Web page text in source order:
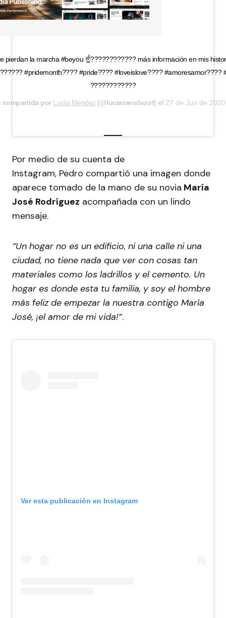
pierdan la marcha #beyou ☝️????️‍???????? más información en mis
#pridemonth???? #pride???? #loveislove???? #amoresamor????
????????????
por Lucía Méndez (@luciamendezof) el 27 de Jun de
Por medio de su cuenta de
Instagram, Pedro compartió una imagen donde
aparece tomado de la mano de su novia María
José Rodríguez acompañada con un lindo
mensaje.
“Un hogar no es un edificio, ni una calle ni una
ciudad, no tiene nada que ver con cosas tan
materiales como los ladrillos y el cemento. Un
hogar es donde esta tu familia, y soy el hombre
más feliz de empezar la nuestra contigo María
José, ¡el amor de mi vida!”.
Ver esta publicación en Instagram